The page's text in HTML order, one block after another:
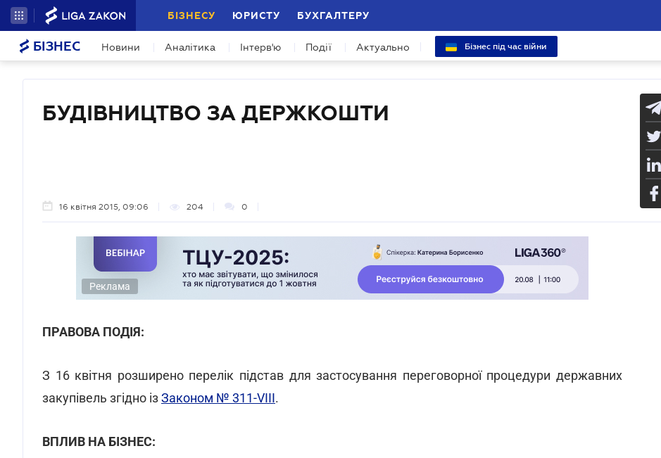
БІЗНЕСУ ЮРИСТУ БУХГАЛТЕРУ
БІЗНЕС Новини Аналітика Інтерв'ю Події Актуально Бізнес під час війни
БУДІВНИЦТВО ЗА ДЕРЖКОШТИ
16 квітня 2015, 09:06 204 0
Реклама
ПРАВОВА ПОДІЯ:
З 16 квітня розширено перелік підстав для застосування переговорної процедури державних
закупівель згідно ізЗаконом № 311-VIII.
ВПЛИВ НА БІЗНЕС: